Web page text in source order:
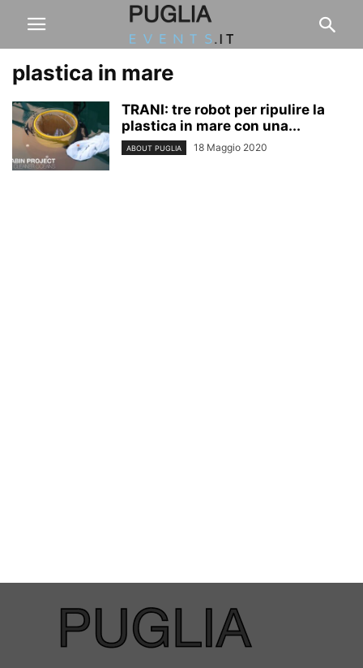
plastica in mare
TRANI: tre robot per ripulire la
plastica in mare con una...
ABOUT PUGLIA 18 Maggio 2020